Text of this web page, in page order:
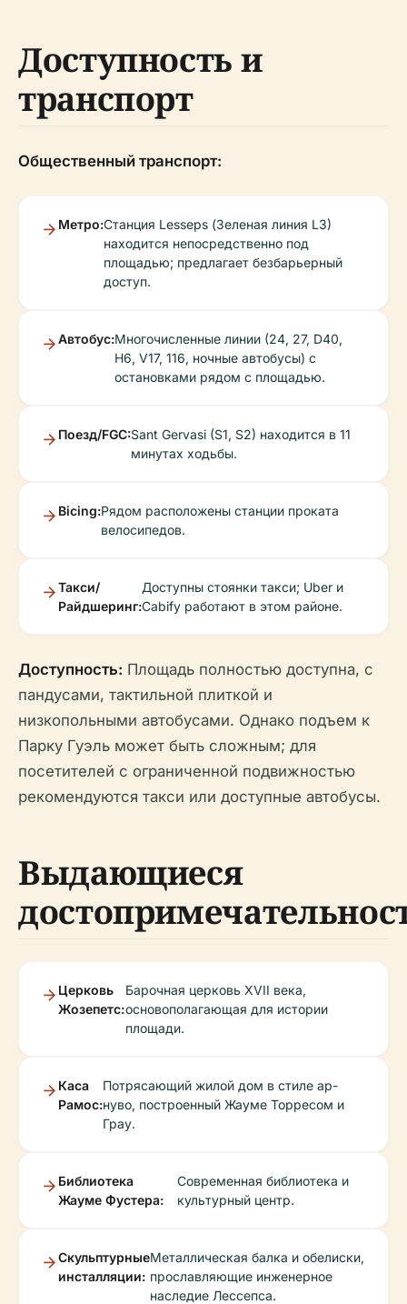
Доступность и
транспорт
Общественный транспорт:
Метро:Станция Lesseps (Зеленая линия L3)
находится непосредственно под
площадью; предлагает безбарьерный
доступ.
Автобус:Многочисленные линии (24, 27, D40,
H6, V17, 116, ночные автобусы) с
остановками рядом с площадью.
Поезд/FGC:Sant Gervasi (S1, S2) находится в 11
минутах ходьбы.
Bicing:Рядом расположены станции проката
велосипедов.
Такси/
Райдшеринг:
Доступны стоянки такси; Uber и
Cabify работают в этом районе.
Доступность: Площадь полностью доступна, с
пандусами, тактильной плиткой и
низкопольными автобусами. Однако подъем к
Парку Гуэль может быть сложным; для
посетителей с ограниченной подвижностью
рекомендуются такси или доступные автобусы.
Выдающиеся
Церковь
Жозепетс:
Барочная церковь XVII века,
основополагающая для истории
площади.
Каса
Рамос:
Потрясающий жилой дом в стиле ар-
нуво, построенный Жауме Торресом и
Грау.
Библиотека
Жауме Фустера:
Современная библиотека и
культурный центр.
Скульптурные
инсталляции:
Металлическая балка и обелиски,
прославляющие инженерное
наследие Лессепса.